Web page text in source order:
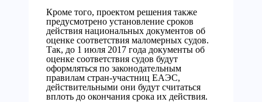
Кроме того, проектом решения также
предусмотрено установление сроков
действия национальных документов об
оценке соответствия маломерных судов.
Так, до 1 июля 2017 года документы об
оценке соответствия судов будут
оформляться по законодательным
правилам стран-участниц ЕАЭС,
действительными они будут считаться
вплоть до окончания срока их действия.